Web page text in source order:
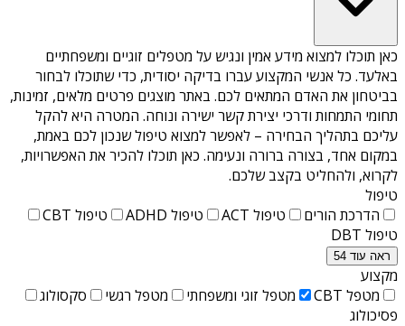
כאן תוכלו למצוא מידע אמין ונגיש על מטפלים זוגיים ומשפחתיים
באלעד. כל אנשי המקצוע עברו בדיקה יסודית, כדי שתוכלו לבחור
בביטחון את האדם המתאים לכם. באתר מוצגים פרטים מלאים, זמינות,
תחומי התמחות ודרכי יצירת קשר ישירה ונוחה. המטרה היא להקל
עליכם בתהליך הבחירה – לאפשר למצוא טיפול שנכון לכם באמת,
במקום אחד, בצורה ברורה ונעימה. כאן תוכלו להכיר את האפשרויות,
לקרוא, ולהחליט בקצב שלכם.
טיפול
הדרכת הורים
טיפול ACT טיפול ADHD
טיפול CBT
טיפול DBT
ראה עוד 54
מקצוע
מטפל CBT
מטפל זוגי ומשפחתי מטפל רגשי
סקסולוג
פסיכולוג